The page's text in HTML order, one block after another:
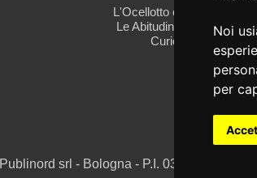
Noi
per
L'Ocellotto o Ghepardo
Le Abitudini dell'ocelot
Curiosità
Publinord srl - Bologna - P.I. 03072200375 -